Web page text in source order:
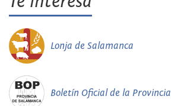
Lonja de Salamanca
Boletín Oficial de la Provincia